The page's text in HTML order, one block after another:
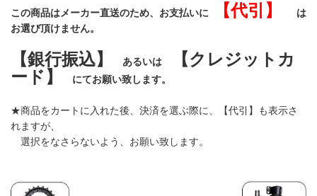
この商品はメーカー直送のため、お支払いに 【代引】
は
お選び頂けません。
【銀行振込】 あるいは
【クレジットカ
ード】
にてお願い致します。
★商品をカートに入れた後、決済を選ぶ際に、【代引】も表示さ
れますが、
選択をなさらないよう、お願い致します。